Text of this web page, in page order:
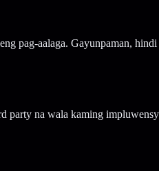
pag-aalaga. Gayunpaman,
na wala kaming